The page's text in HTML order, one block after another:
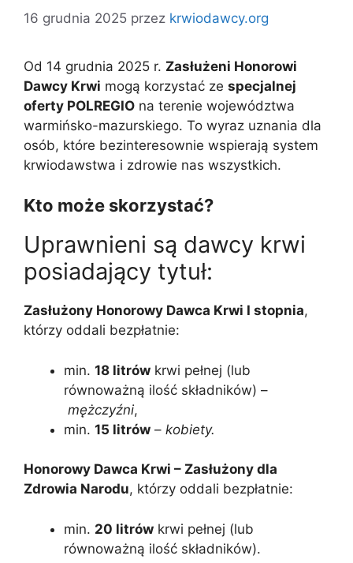
16 grudnia 2025 przez krwiodawcy.org
Od 14 grudnia 2025 r. Zasłużeni Honorowi
Dawcy Krwi mogą korzystać ze specjalnej
oferty POLREGIO na terenie województwa
warmińsko-mazurskiego. To wyraz uznania dla
osób, które bezinteresownie wspierają system
krwiodawstwa i zdrowie nas wszystkich.
Kto może skorzystać?
Uprawnieni są dawcy krwi
posiadający tytuł:
Zasłużony Honorowy Dawca Krwi I stopnia,
którzy oddali bezpłatnie:
min. 18 litrów krwi pełnej (lub
równoważną ilość składników) –
mężczyźni,
min. 15 litrów – kobiety.
Honorowy Dawca Krwi – Zasłużony dla
Zdrowia Narodu, którzy oddali bezpłatnie:
min. 20 litrów krwi pełnej (lub
równoważną ilość składników).